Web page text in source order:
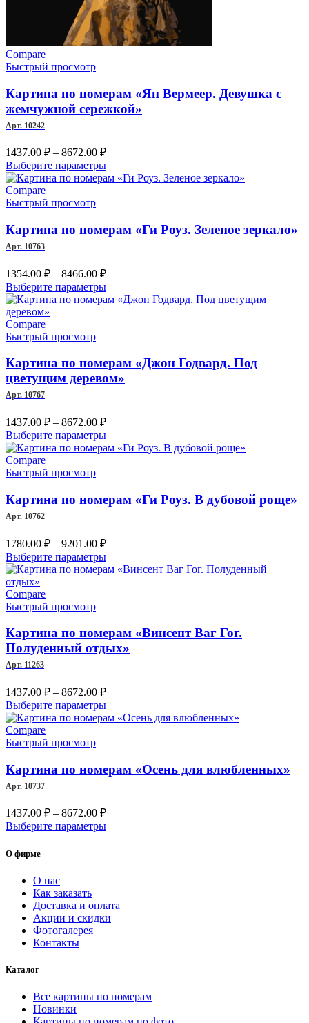
Compare
Быстрый просмотр
Картина по номерам «Ян Вермеер. Девушка с
жемчужной сережкой»
Арт. 10242
1437.00 ₽ – 8672.00 ₽Диапазон
цен:
1437.00 ₽
Выберите параметрыЭтот
товар
Опции
можно
странице
товара.
Compare
Быстрый просмотр
Картина по номерам «Ги Роуз. Зеленое зеркало»
Арт. 10763
1354.00 ₽ – 8466.00 ₽Диапазон
цен:
1354.00 ₽
Выберите параметрыЭтот
товар
можно
выбрать
на
Compare
Быстрый просмотр
Картина по номерам «Джон Годвард. Под
цветущим деревом»
Арт. 10767
1437.00 ₽ – 8672.00 ₽Диапазон
цен:
1437.00 ₽
Выберите параметрыЭтот
товар
Опции
можно
странице
товара.
Compare
Быстрый просмотр
Картина по номерам «Ги Роуз. В дубовой роще»
Арт. 10762
1780.00 ₽ – 9201.00 ₽Диапазон
цен:
1780.00 ₽
Выберите параметрыЭтот
товар
можно
выбрать
на
Compare
Быстрый просмотр
Картина по номерам «Винсент Ваг Гог.
Полуденный отдых»
Арт. 11263
1437.00 ₽ – 8672.00 ₽Диапазон
цен:
1437.00 ₽
Выберите параметрыЭтот
товар
Опции
можно
странице
товара.
Compare
Быстрый просмотр
Картина по номерам «Осень для влюбленных»
Арт. 10737
1437.00 ₽ – 8672.00 ₽Диапазон
цен:
Выберите параметрыЭтот
выбрать
на
О фирме
О нас
Как заказать
Доставка и оплата
Акции и скидки
Фотогалерея
Контакты
Каталог
Все картины по номерам
Новинки